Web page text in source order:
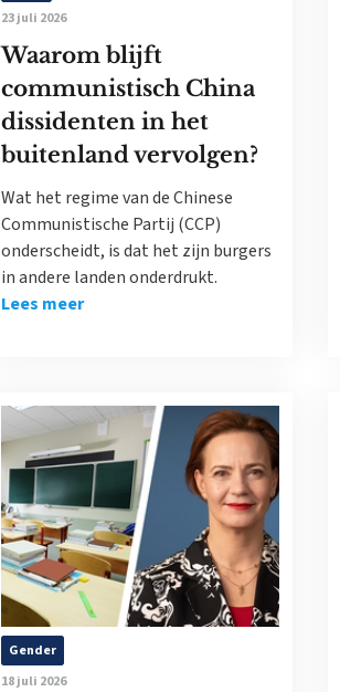
23 juli 2026
Waarom blijft
communistisch China
dissidenten in het
buitenland vervolgen?
Wat het regime van de Chinese
Communistische Partij (CCP)
onderscheidt, is dat het zijn burgers
in andere landen onderdrukt.
Lees meer
Gender
18 juli 2026